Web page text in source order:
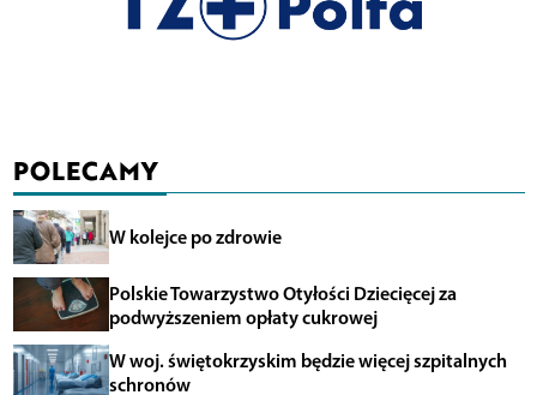
POLECAMY
W kolejce po zdrowie
Polskie Towarzystwo Otyłości Dziecięcej za
podwyższeniem opłaty cukrowej
W woj. świętokrzyskim będzie więcej szpitalnych
schronów